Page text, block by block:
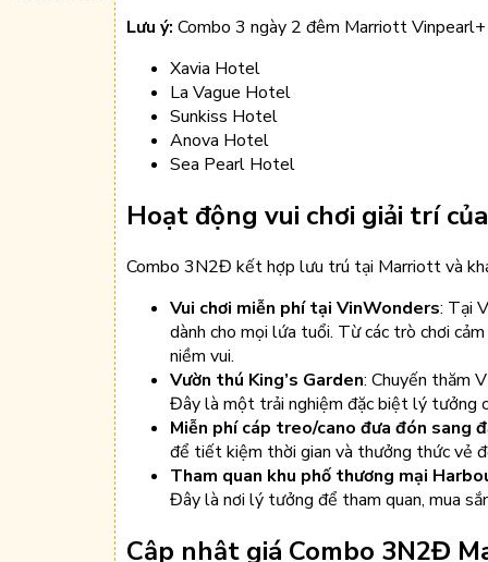
Lưu ý: Combo 3 ngày 2 đêm Marriott Vinpearl+
Xavia Hotel
La Vague Hotel
Sunkiss Hotel
Anova Hotel
Sea Pearl Hotel
Hoạt động vui chơi giải trí
Combo 3N2Đ kết hợp lưu trú tại Marriott và
Vui chơi miễn phí tại VinWonders: Tại
dành cho mọi lứa tuổi. Từ các trò chơi
niềm vui.
Vườn thú King’s Garden: Chuyến thăm
Đây là một trải nghiệm đặc biệt lý tưởng
Miễn phí cáp treo/cano đưa đón sang
để tiết kiệm thời gian và thưởng thức vẻ
Tham quan khu phố thương mại
Đây là nơi lý tưởng để tham quan, mua
Cập nhật giá Combo 3N2Đ